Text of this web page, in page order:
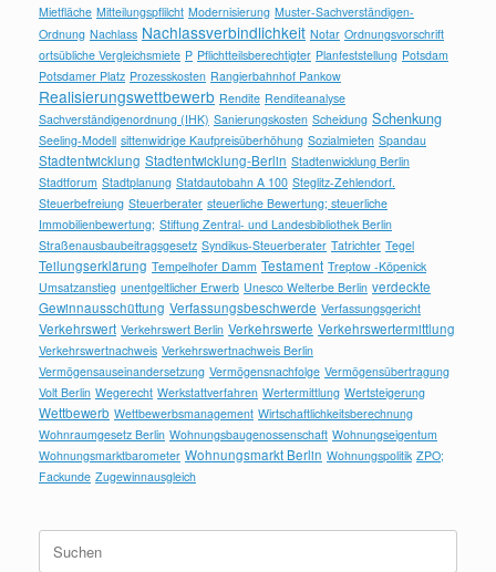
Mietfläche Mitteilungspflilcht Modernisierung Muster-Sachverständigen-
Ordnung Nachlass Nachlassverbindlichkeit Notar Ordnungsvorschrift
ortsübliche Vergleichsmiete P Pflichtteilsberechtigter Planfeststellung Potsdam
Potsdamer Platz Prozesskosten Rangierbahnhof Pankow
Realisierungswettbewerb Rendite Renditeanalyse
Sachverständigenordnung (IHK) Sanierungskosten Scheidung Schenkung
Seeling-Modell sittenwidrige Kaufpreisüberhöhung Sozialmieten Spandau
Stadtentwicklung Stadtentwicklung-Berlin Stadtenwicklung Berlin
Stadtforum Stadtplanung Statdautobahn A 100 Steglitz-Zehlendorf.
Steuerbefreiung Steuerberater steuerliche Bewertung; steuerliche
Immobilienbewertung; Stiftung Zentral- und Landesbibliothek Berlin
Straßenausbaubeitragsgesetz Syndikus-Steuerberater Tatrichter Tegel
Teilungserklärung Tempelhofer Damm Testament Treptow -Köpenick
Umsatzanstieg unentgeltlicher Erwerb Unesco Welterbe Berlin verdeckte
Gewinnausschüttung Verfassungsbeschwerde Verfassungsgericht
Verkehrswert Verkehrswert Berlin Verkehrswerte Verkehrswertermittlung
Verkehrswertnachweis Verkehrswertnachweis Berlin
Vermögensauseinandersetzung Vermögensnachfolge Vermögensübertragung
Volt Berlin Wegerecht Werkstattverfahren Wertermittlung Wertsteigerung
Wettbewerb Wettbewerbsmanagement Wirtschaftlichkeitsberechnung
Wohnraumgesetz Berlin Wohnungsbaugenossenschaft Wohnungseigentum
Wohnungsmarktbarometer Wohnungsmarkt Berlin Wohnungspolitik ZPO;
Fackunde Zugewinnausgleich
Suchen
nach: